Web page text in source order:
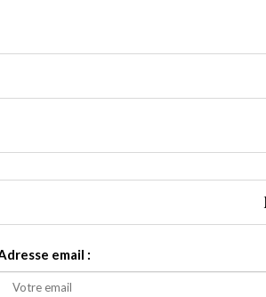
email :